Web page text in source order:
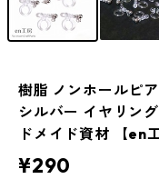
樹脂 ノンホールピ
シルバー イヤリン
ドメイド資材 【en
¥290